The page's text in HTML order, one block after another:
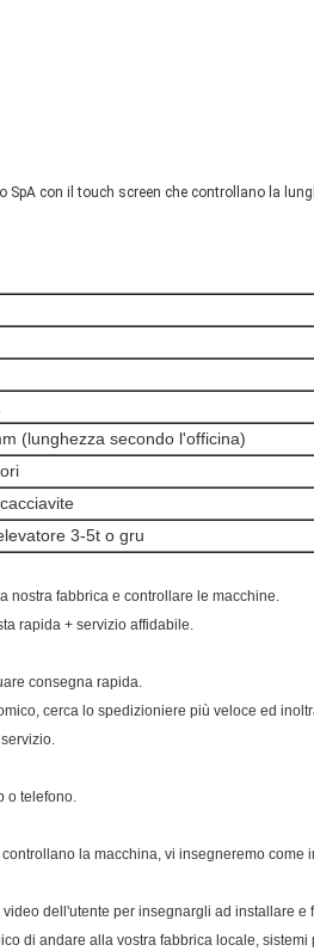
SpA con il touch screen che controllano la
(lunghezza secondo l'officina)
3-5t o gru
nostra fabbrica e controllare le macchine.
rapida + servizio affidabile.
consegna rapida.
cerca lo spedizioniere più veloce ed
o telefono.
la macchina, vi insegneremo
dell'utente per insegnargli ad installare e
di andare alla vostra fabbrica locale,